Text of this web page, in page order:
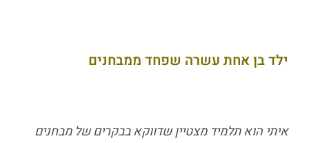
ילד בן אחת עשרה שפחד ממבחנים
איתי הוא תלמיד מצטיין שדווקא בבקרים של מבחנים